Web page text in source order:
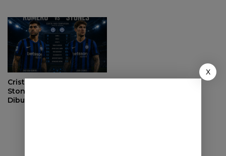
Cristian Romero vs John
Stones, Siapa yang Lebih
Dibutuhkan Inter Milan?
X